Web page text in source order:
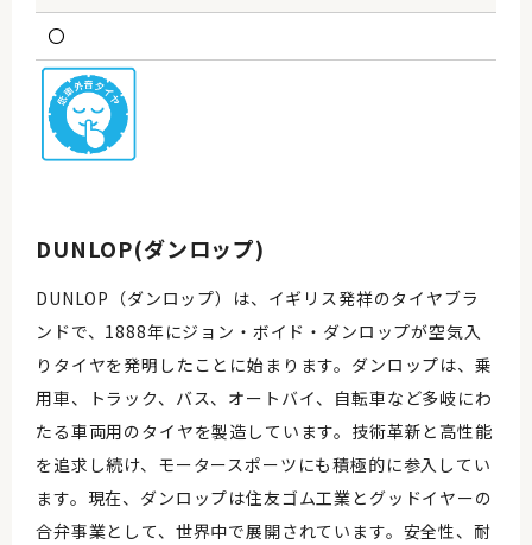
〇
DUNLOP(ダンロップ)
DUNLOP（ダンロップ）は、イギリス発祥のタイヤブラ
ンドで、1888年にジョン・ボイド・ダンロップが空気入
りタイヤを発明したことに始まります。ダンロップは、乗
用車、トラック、バス、オートバイ、自転車など多岐にわ
たる車両用のタイヤを製造しています。技術革新と高性能
を追求し続け、モータースポーツにも積極的に参入してい
ます。現在、ダンロップは住友ゴム工業とグッドイヤーの
合弁事業として、世界中で展開されています。安全性、耐